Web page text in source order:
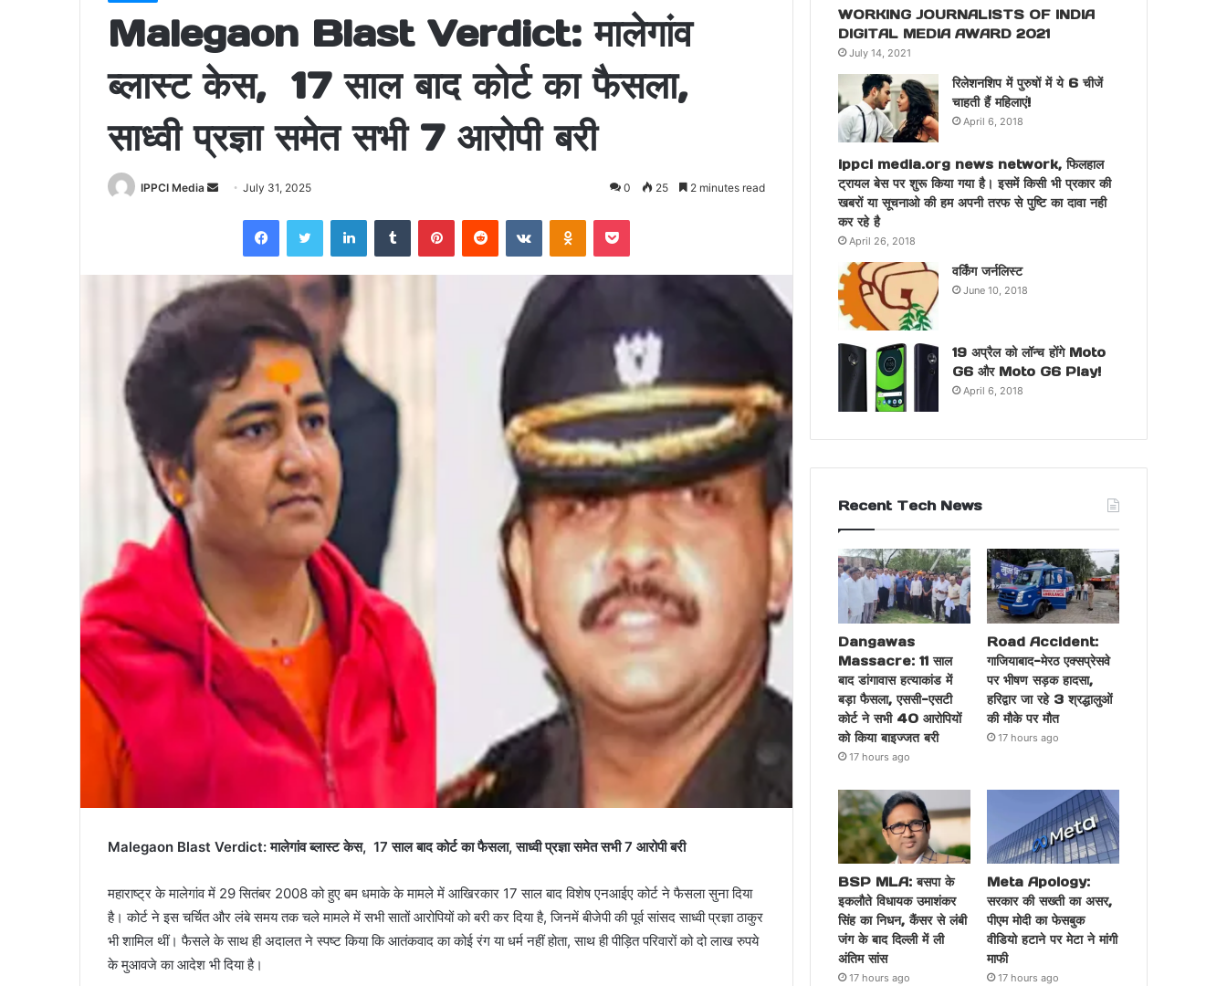
Malegaon Blast Verdict: मालेगांव
ब्लास्ट केस, 17 साल बाद कोर्ट का फैसला,
साध्वी प्रज्ञा समेत सभी 7 आरोपी बरी
IPPCI Media
SendJuly 31, 2025 0 25 2 minutes read
FacebookTwitter LinkedInTumblr PinterestReddit VKontakteOdnoklassniki
Pocket
Malegaon Blast Verdict: मालेगांव ब्लास्ट केस, 17 साल बाद कोर्ट का फैसला, साध्वी प्रज्ञा समेत सभी 7 आरोपी बरी
महाराष्ट्र के मालेगांव में 29 सितंबर 2008 को हुए बम धमाके के मामले में आखिरकार 17 साल बाद विशेष एनआईए कोर्ट ने फैसला सुना दिया
है। कोर्ट ने इस चर्चित और लंबे समय तक चले मामले में सभी सातों आरोपियों को बरी कर दिया है, जिनमें बीजेपी की पूर्व सांसद साध्वी प्रज्ञा ठाकुर
भी शामिल थीं। फैसले के साथ ही अदालत ने स्पष्ट किया कि आतंकवाद का कोई रंग या धर्म नहीं होता, साथ ही पीड़ित परिवारों को दो लाख रुपये
के मुआवजे का आदेश भी दिया है।
WORKING JOURNALISTS OF INDIA
DIGITAL MEDIA AWARD 2021
July 14, 2021
रिलेशनशिप में पुरुषों में ये 6 चीजें
चाहती हैं महिलाएं!
April 6, 2018
ippci media.org news network, फिलहाल
ट्रायल बेस पर शुरू किया गया है। इसमें किसी भी प्रकार की
खबरों या सूचनाओ की हम अपनी तरफ से पुष्टि का दावा नही
कर रहे है
April 26, 2018
वर्किंग जर्नलिस्ट
June 10, 2018
19 अप्रैल को लॉन्च होंगे Moto
G6 और Moto G6 Play!
April 6, 2018
Recent Tech News
Dangawas
Massacre: 11 साल
बाद डांगावास हत्याकांड में
बड़ा फैसला, एससी-एसटी
कोर्ट ने सभी 40 आरोपियों
को किया बाइज्जत बरी
17 hours ago
Road Accident:
गाजियाबाद-मेरठ एक्सप्रेसवे
पर भीषण सड़क हादसा,
हरिद्वार जा रहे 3 श्रद्धालुओं
की मौके पर मौत
17 hours ago
BSP MLA: बसपा के
इकलौते विधायक उमाशंकर
सिंह का निधन, कैंसर से लंबी
जंग के बाद दिल्ली में ली
अंतिम सांस
17 hours ago
Meta Apology:
सरकार की सख्ती का असर,
पीएम मोदी का फेसबुक
वीडियो हटाने पर मेटा ने मांगी
माफी
17 hours ago